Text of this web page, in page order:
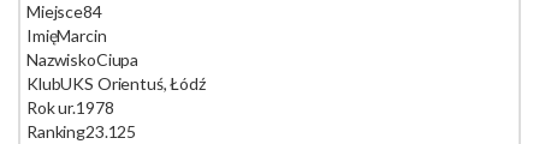
Miejsce84
ImięMarcin
NazwiskoCiupa
KlubUKS Orientuś, Łódź
Rok ur.1978
Ranking23.125